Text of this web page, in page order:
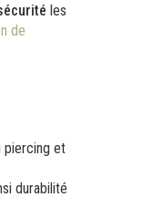
les
de
piercing et
durabilité